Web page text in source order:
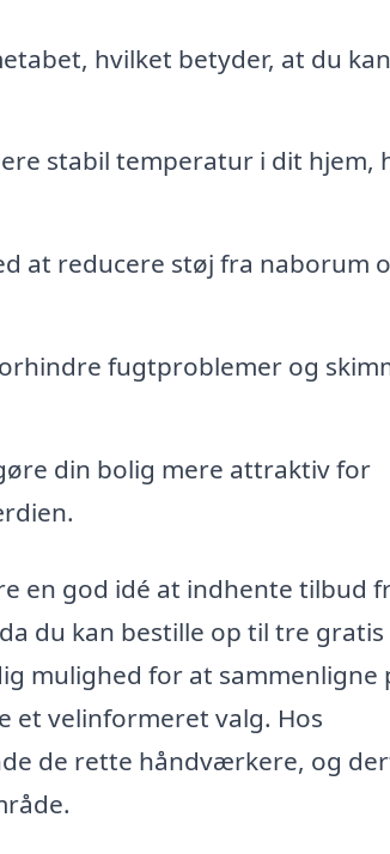
hvilket betyder, at du
stabil temperatur i dit hjem,
at reducere støj fra naborum
fugtproblemer og
din bolig mere attraktiv for
en god idé at indhente tilbud
du kan bestille op til tre gratis
mulighed for at sammenligne
et velinformeret valg. Hos
de rette håndværkere, og